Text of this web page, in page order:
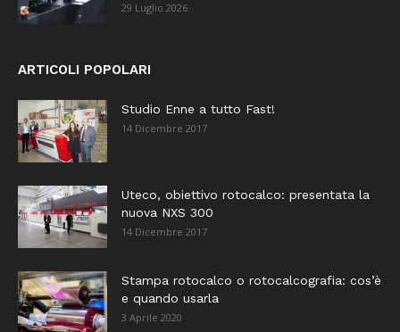
29 Luglio 2026
ARTICOLI POPOLARI
Studio Enne a tutto Fast!
14 Dicembre 2017
Uteco, obiettivo rotocalco: presentata la
nuova NXS 300
14 Dicembre 2017
Stampa rotocalco o rotocalcografia: cos’è
e quando usarla
3 Aprile 2020